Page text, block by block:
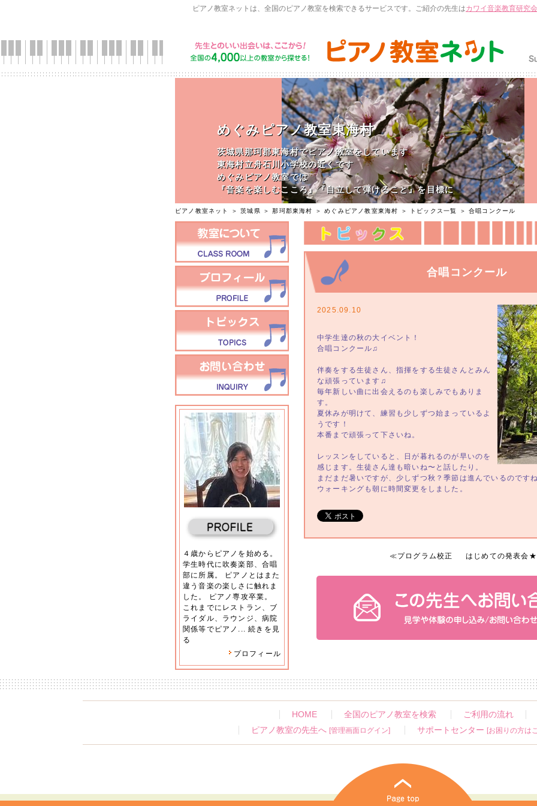
ピアノ教室ネットは、全国のピアノ教室を検索できるサービスです。ご紹介の先生はカワイ音楽教育研究会
めぐみピアノ教室東海村
茨城県那珂郡東海村でピアノ教室をしています
東海村立舟石川小学校の近くです
めぐみピアノ教室では
『音楽を楽しむこころ』『自立して弾けること』を目標に
生徒さん一人一人を大切に育てていきます
ピアノ教室ネット ＞茨城県 ＞那珂郡東海村 ＞めぐみピアノ教室東海村 ＞ トピックス一覧 ＞ 合唱コンクール
４歳からピアノを始める。
学生時代に吹奏楽部、合唱
部に所属。 ピアノとはまた
違う音楽の楽しさに触れま
した。 ピアノ専攻卒業。
これまでにレストラン、ブ
ライダル、ラウンジ、病院
関係等でピアノ...続きを見
る
プロフィール
合唱コンクール
2025.09.10
中学生達の秋の大イベント！
合唱コンクール♫
伴奏をする生徒さん、指揮をする生徒さんとみん
な頑張っています♫
毎年新しい曲に出会えるのも楽しみでもありま
す。
夏休みが明けて、練習も少しずつ始まっているよ
うです！
本番まで頑張って下さいね。
レッスンをしていると、日が暮れるのが早いのを
感じます。生徒さん達も暗いね〜と話したり。
まだまだ暑いですが、少しずつ秋？季節は進んでいるのです
ウォーキングも朝に時間変更をしました。
≪プログラム校正 はじめての発表会★
HOME 全国のピアノ教室を検索
ご利用の流れ
ピアノ教室の先生へ [管理画面ログイン] サポートセンター [お困りの方は